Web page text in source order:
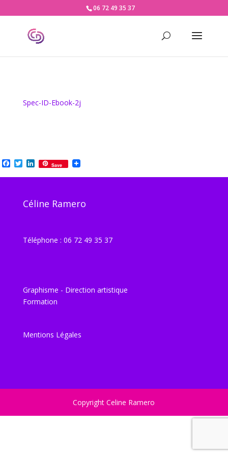
06 72 49 35 37
Spec-ID-Ebook-2j
Facebook
TwitterLinkedIn
Save
Céline Ramero
Téléphone : 06 72 49 35 37
Graphisme - Direction artistique
Formation
Mentions Légales
Copyright Celine Ramero